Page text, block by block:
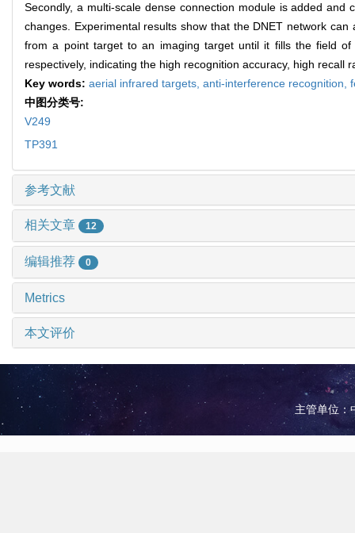
Secondly, a multi-scale dense connection module is added
changes. Experimental results show that the DNET network
from a point target to an imaging target until it fills the field
respectively, indicating the high recognition accuracy, high
Key words: aerial infrared targets, anti-interference recognition,
中图分类号:
V249
TP391
参考文献
相关文章 12
编辑推荐 0
Metrics
本文评价
主管单位：